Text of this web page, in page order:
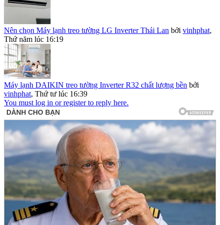
Nên chọn Máy lạnh treo tường LG Inverter Thái Lan bởi vinhphat,
Thứ năm lúc 16:19
Máy lạnh DAIKIN treo tường Inverter R32 chất lượng bền bởi
vinhphat, Thứ tư lúc 16:39
You must log in or register to reply here.